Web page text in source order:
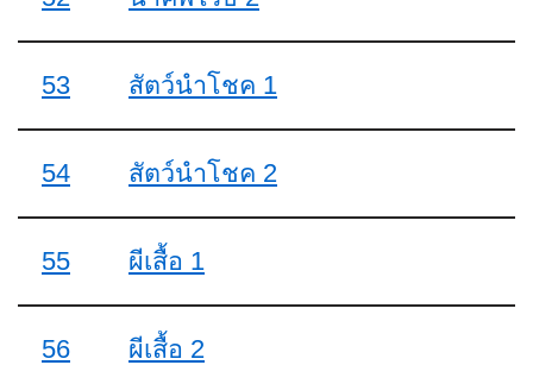
53 สัตว์นำโชค 1
54 สัตว์นำโชค 2
55 ผีเสื้อ 1
56 ผีเสื้อ 2